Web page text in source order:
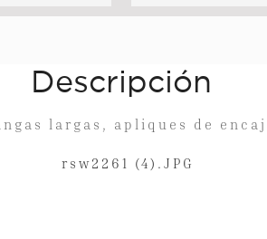
Descripción
largas, apliques de